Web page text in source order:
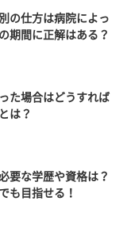
の仕方は病院によっ
期間に正解はある？
た場合はどうすれば
は？
要な学歴や資格は？
も目指せる！